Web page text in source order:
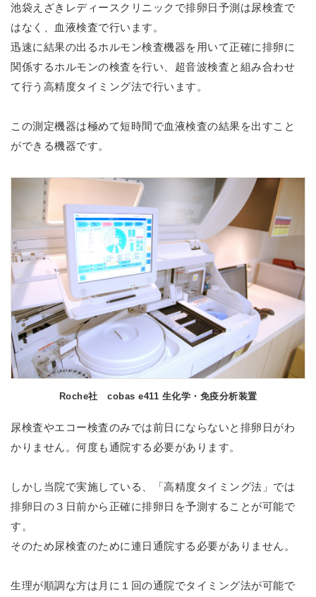
池袋えざきレディースクリニックで排卵日予測は尿検査で
はなく、血液検査で行います。
迅速に結果の出るホルモン検査機器を用いて正確に排卵に
関係するホルモンの検査を行い、超音波検査と組み合わせ
て行う高精度タイミング法で行います。
この測定機器は極めて短時間で血液検査の結果を出すこと
ができる機器です。
Roche社 cobas e411 生化学・免疫分析装置
尿検査やエコー検査のみでは前日にならないと排卵日がわ
かりません。何度も通院する必要があります。
しかし当院で実施している、「高精度タイミング法」では
排卵日の３日前から正確に排卵日を予測することが可能で
す。
そのため尿検査のために連日通院する必要がありません。
生理が順調な方は月に１回の通院でタイミング法が可能で